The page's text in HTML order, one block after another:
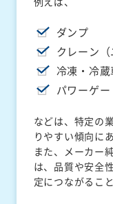
ダンプ
クレーン
冷凍・冷蔵
パワーゲ
などは、特定の
りやすい傾向に
また、メーカー
は、品質や安全
定につながるこ